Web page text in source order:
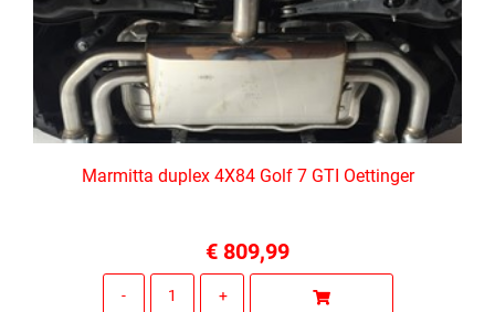
Marmitta duplex 4X84 Golf 7 GTI Oettinger
€ 809,99